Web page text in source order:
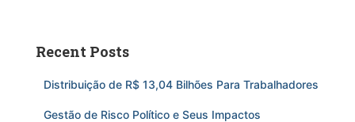
Recent Posts
Distribuição de R$ 13,04 Bilhões Para Trabalhadores
Gestão de Risco Político e Seus Impactos